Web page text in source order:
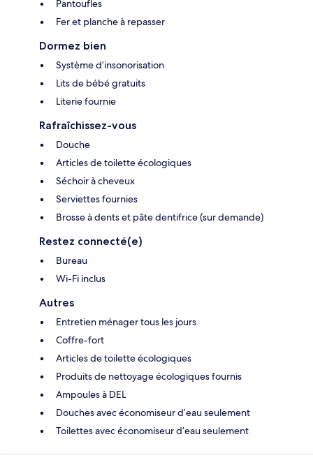
Pantoufles
Fer et planche à repasser
Dormez bien
Système d’insonorisation
Lits de bébé gratuits
Literie fournie
Rafraîchissez-vous
Douche
Articles de toilette écologiques
Séchoir à cheveux
Serviettes fournies
Brosse à dents et pâte dentifrice (sur demande)
Restez connecté(e)
Bureau
Wi-Fi inclus
Autres
Entretien ménager tous les jours
Coffre-fort
Articles de toilette écologiques
Produits de nettoyage écologiques fournis
Ampoules à DEL
Douches avec économiseur d’eau seulement
Toilettes avec économiseur d’eau seulement